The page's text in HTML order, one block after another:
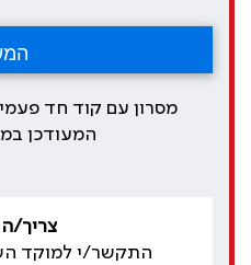
מסרון עם קוד חד
המעודכן
צריך/
התקשר/י למוקד